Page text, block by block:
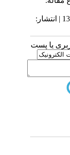
دریافت: 1394/11/18 | پذیرش: 1395/4/3 | انتشار:
یا پست